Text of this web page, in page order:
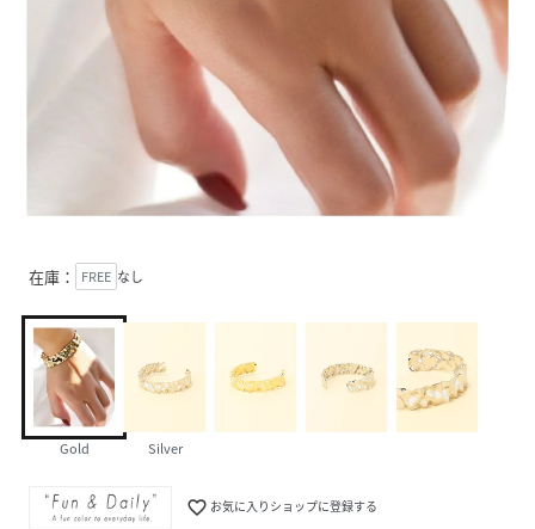
在庫： FREE なし
Gold Silver
favorite_border お気に入りショップに登録する